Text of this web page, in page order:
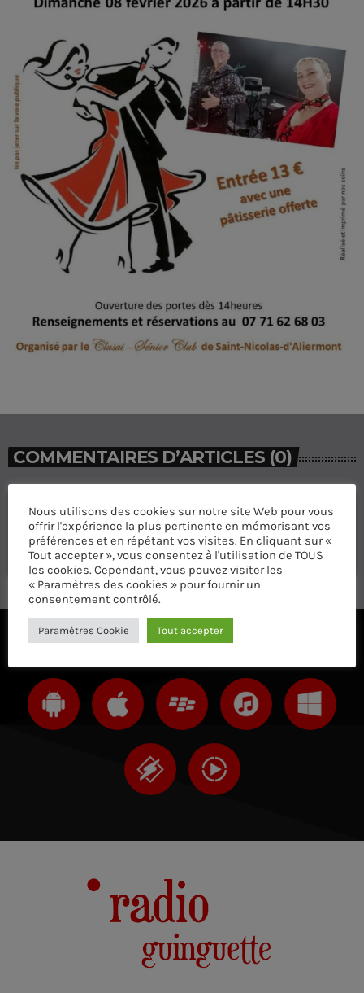
COMMENTAIRES D’ARTICLES (0)
Laisser une réponse
Vous devez être connecté pour ajouter un commentaire.
Connectez-vous maintenant
Nous utilisons des cookies sur notre site Web pour vous
offrir l'expérience la plus pertinente en mémorisant vos
préférences et en répétant vos visites. En cliquant sur «
Tout accepter », vous consentez à l'utilisation de TOUS
les cookies. Cependant, vous pouvez visiter les
« Paramètres des cookies » pour fournir un
consentement contrôlé.
Paramètres Cookie Tout accepter